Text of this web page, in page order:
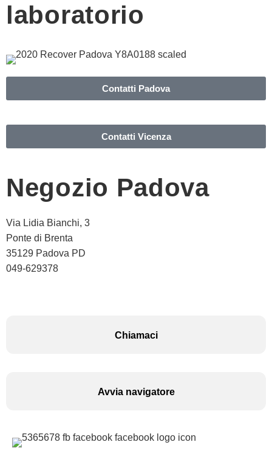
laboratorio
Contatti Padova
Contatti Vicenza
Negozio Padova
Via Lidia Bianchi, 3
Ponte di Brenta
35129 Padova PD
049-629378
Chiamaci
Avvia navigatore